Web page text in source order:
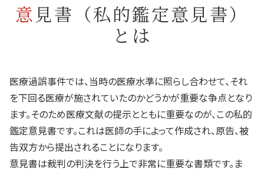
意見書（私的鑑定意見書）
とは
医療過誤事件では、当時の医療水準に照らし合わせて、それ
を下回る医療が施されていたのかどうかが重要な争点となり
ます。そのため医療文献の提示とともに重要なのが、この私的
鑑定意見書です。これは医師の手によって作成され、原告、被
告双方から提出されることになります。
意見書は裁判の判決を行う上で非常に重要な書類です。ま